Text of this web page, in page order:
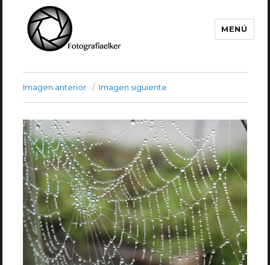
Fotografía Elker
MENÚ
Imagen anterior Imagen siguiente